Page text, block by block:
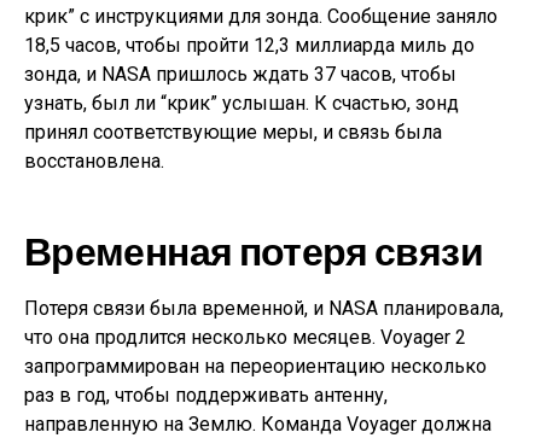
крик” с инструкциями для зонда. Сообщение заняло
18,5 часов, чтобы пройти 12,3 миллиарда миль до
зонда, и NASA пришлось ждать 37 часов, чтобы
узнать, был ли “крик” услышан. К счастью, зонд
принял соответствующие меры, и связь была
восстановлена.
Временная потеря связи
Потеря связи была временной, и NASA планировала,
что она продлится несколько месяцев. Voyager 2
запрограммирован на переориентацию несколько
раз в год, чтобы поддерживать антенну,
направленную на Землю. Команда Voyager должна